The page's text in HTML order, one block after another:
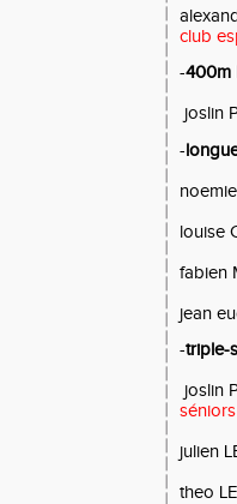
club
-400m
joslin
-
louise
fabien
jean
-triple-
joslin
séniors
julien
theo